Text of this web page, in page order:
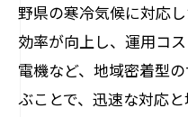
野県の寒冷気候に対応
効率が向上し、運用コ
電機など、地域密着型
ぶことで、迅速な対応